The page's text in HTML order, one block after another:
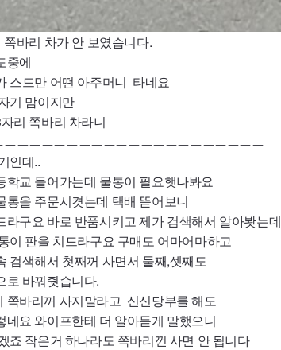
쪽바리 차가 안 보였습니다.
중에
스드만 어떤 아주머니 타네요
기 맘이지만
리 쪽바리 차라니
ㅡㅡㅡㅡㅡㅡㅡㅡㅡㅡㅡㅡㅡㅡㅡㅡㅡㅡㅡㅡㅡ
인데..
학교 들어가는데 물통이 필요햇나봐요
통을 주문시켯는데 택배 뜯어보니
라구요 바로 반품시키고 제가 검색해서 알아봣는데
이 판을 치드라구요 구매도 어마어마하고
검색해서 첫째꺼 사면서 둘째,셋째도
로 바꿔줫습니다.
쪽바리꺼 사지말라고 신신당부를 해도
네요 와이프한테 더 알아듣게 말했으니
죠 작은거 하나라도 쪽바리껀 사면 안 됩니다